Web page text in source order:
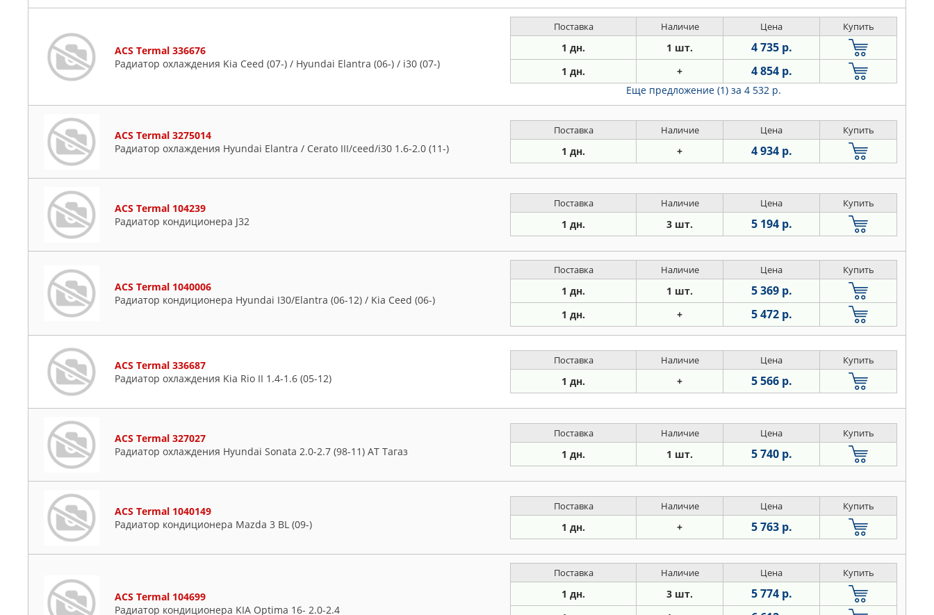
ACS Termal 336676
Радиатор охлаждения Kia Ceed (07-) / Hyundai Elantra (06-) / i30 (07-)
Поставка Наличие Цена Купить
1 дн. 1 шт. 4 735 р.
1 дн. + 4 854 р.
Еще предложение (1) за 4 532 р.
ACS Termal 3275014
Радиатор охлаждения Hyundai Elantra / Cerato III/ceed/i30 1.6-2.0 (11-)
Поставка Наличие Цена Купить
1 дн. + 4 934 р.
ACS Termal 104239
Радиатор кондиционера J32
Поставка Наличие Цена Купить
1 дн. 3 шт. 5 194 р.
ACS Termal 1040006
Радиатор кондиционера Hyundai I30/Elantra (06-12) / Kia Ceed (06-)
Поставка Наличие Цена Купить
1 дн. 1 шт. 5 369 р.
1 дн. + 5 472 р.
ACS Termal 336687
Радиатор охлаждения Kia Rio II 1.4-1.6 (05-12)
Поставка Наличие Цена Купить
1 дн. + 5 566 р.
ACS Termal 327027
Радиатор охлаждения Hyundai Sonata 2.0-2.7 (98-11) AT Тагаз
Поставка Наличие Цена Купить
1 дн. 1 шт. 5 740 р.
ACS Termal 1040149
Радиатор кондиционера Mazda 3 BL (09-)
Поставка Наличие Цена Купить
1 дн. + 5 763 р.
ACS Termal 104699
Радиатор кондиционера KIA Optima 16- 2.0-2.4
Поставка Наличие Цена Купить
1 дн. 3 шт. 5 774 р.